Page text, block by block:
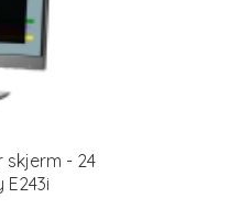
skjerm - 24